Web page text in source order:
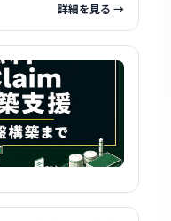
詳細を見る →